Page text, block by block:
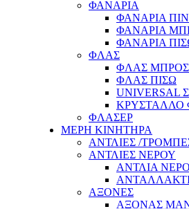
ΦΑΝΑΡΙΑ
ΦΑΝΑΡΙΑ
ΦΑΝΑΡΙΑ
ΦΑΝΑΡΙΑ
ΦΛΑΣ
ΦΛΑΣ
ΦΛΑΣ ΠΙΣΩ
UNIVERSAL
ΚΡΥΣΤΑΛΛΟ
ΦΛΑΣΕΡ
ΜΕΡΗ ΚΙΝΗΤΗΡΑ
ΑΝΤΛΙΕΣ /
ΑΝΤΛΙΕΣ ΝΕΡΟΥ
ΑΝΤΛΙΑ
ΑΞΟΝΕΣ
ΑΞΟΝΑΣ